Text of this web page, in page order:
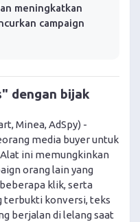
meningkatkan
campaign
dengan bijak
Minea, AdSpy) -
media buyer untuk
ini memungkinkan
orang lain yang
klik, serta
terbukti konversi, teks
berjalan di lelang saat